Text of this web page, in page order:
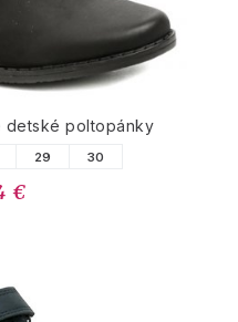
detské poltopánky
29 30
€